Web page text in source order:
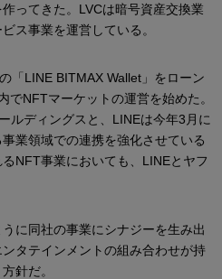
ってきた。LVCは暗号資産交換業
ス事業を運営している。
「LINE BITMAX Wallet」をローン
でNFTマーケットの運営を始めた。
ルディングスと、LINEは今年3月に
業領域での連携を強化させている
NFT事業においても、LINEとヤフ
に同社の事業にシナジーを生み出
タテインメントの組み合わせが持
針だ。